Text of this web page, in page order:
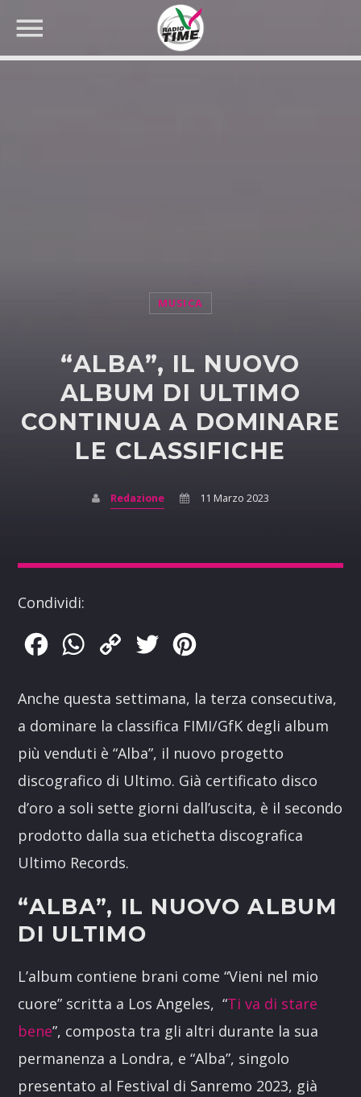
MUSICA
“ALBA”, IL NUOVO
ALBUM DI ULTIMO
CONTINUA A DOMINARE
LE CLASSIFICHE
Redazione 11 Marzo 2023
Condividi:
FacebookWhatsApp
Copy
Twitter
Anche questa settimana, la terza consecutiva,
a dominare la classifica FIMI/GfK degli album
più venduti è “Alba”, il nuovo progetto
discografico di Ultimo. Già certificato disco
d’oro a soli sette giorni dall’uscita, è il secondo
prodotto dalla sua etichetta discografica
Ultimo Records.
“ALBA”, IL NUOVO ALBUM
DI ULTIMO
L’album contiene brani come “Vieni nel mio
cuore” scritta a Los Angeles, “Ti va di stare
bene”, composta tra gli altri durante la sua
permanenza a Londra, e “Alba”, singolo
presentato al Festival di Sanremo 2023, già